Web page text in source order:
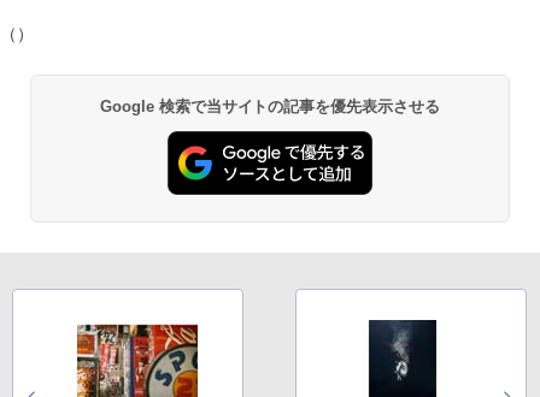
（）
Google 検索で当サイトの記事を優先表示させる